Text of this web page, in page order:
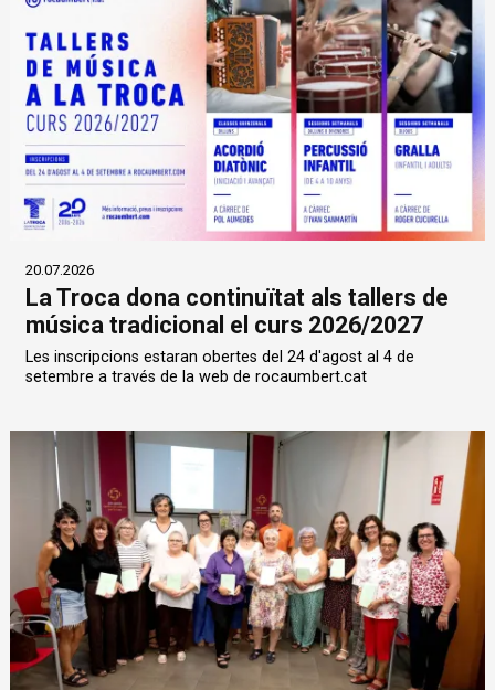
20.07.2026
La Troca dona continuïtat als tallers de
música tradicional el curs 2026/2027
Les inscripcions estaran obertes del 24 d'agost al 4 de
setembre a través de la web de rocaumbert.cat